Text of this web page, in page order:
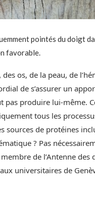
pointés du doigt
favorable.
os, de la peau, de
de s’assurer un
produire lui-même.
tous les
sources de protéines
? Pas
de l’Antenne
universitaires de